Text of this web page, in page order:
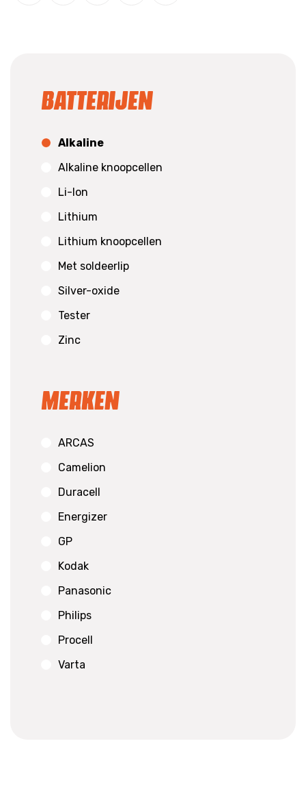
Batterijen
Alkaline
Alkaline knoopcellen
Li-Ion
Lithium
Lithium knoopcellen
Met soldeerlip
Silver-oxide
Tester
Zinc
Merken
ARCAS
Camelion
Duracell
Energizer
GP
Kodak
Panasonic
Philips
Procell
Varta